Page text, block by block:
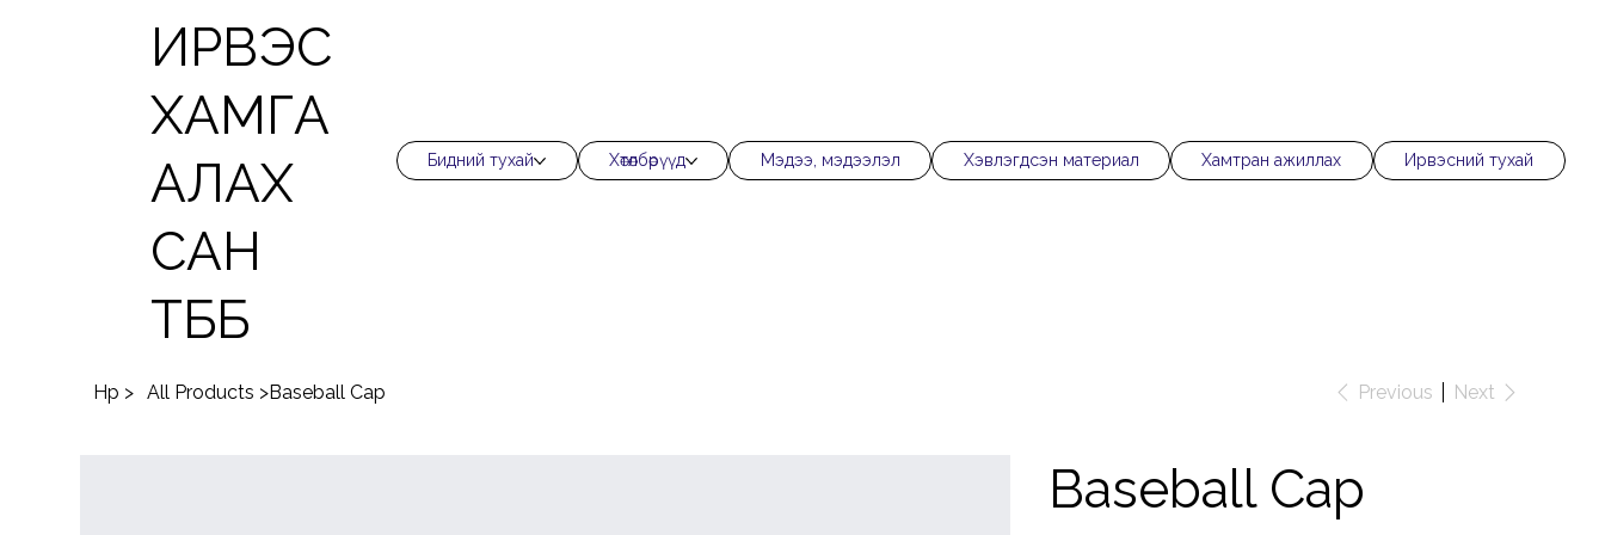
ИРВЭС
ХАМГА
АЛАХ
САН
ТББ
Бидний тухай Хөтөлбөрүүд Мэдээ, мэдээлэл Хэвлэгдсэн материал Хамтран ажиллах Ирвэсний тухай
Нүүр > All Products >Baseball Cap Previous Next
Baseball Cap